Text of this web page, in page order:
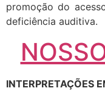
promoção do
deficiência auditiva.
INTERPRETAÇÕES